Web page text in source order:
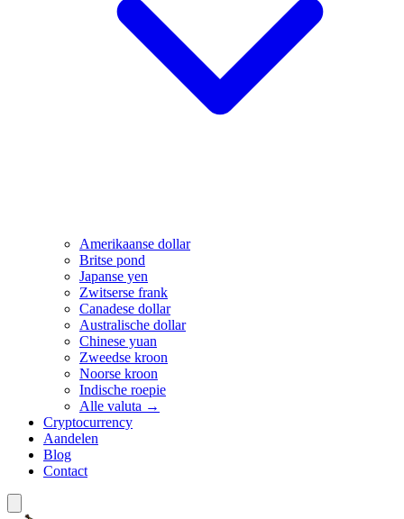
Amerikaanse dollar
Britse pond
Japanse yen
Zwitserse frank
Canadese dollar
Australische dollar
Chinese yuan
Zweedse kroon
Noorse kroon
Indische roepie
Alle valuta →
Cryptocurrency
Aandelen
Blog
Contact